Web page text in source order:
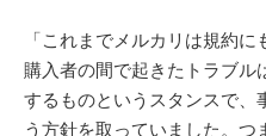
「これまでメルカリは規約
購入者の間で起きたトラブル
するものというスタンスで、
う方針を取っていました。つ